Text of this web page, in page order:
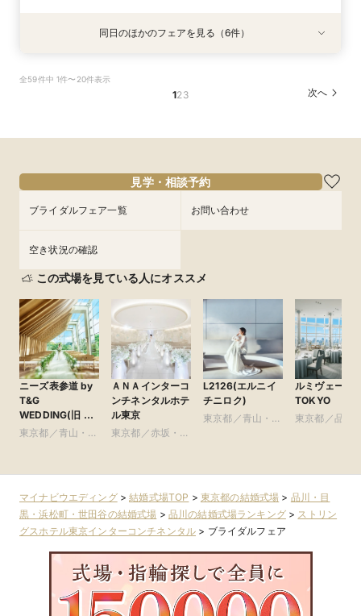
衣装試着 特典あり
9/5
価4.75絶品料理＊宿泊特典付
フェアを予約
特典あり
9/5
ムWD◆品川駅直結
フェアを予約
9/5
て
特典あり
9/5
宿泊付フェア
フェアを予約
特典あり
9/5
個室相談会
フェアを予約
特典あり
9/5
80万円優待◆
フェアを予約
同日のほかのフェアを見る（6件）
全59件中 1件〜20件表示
123 次へ
見学・相談予約
ブライダルフェア一覧 お問い合わせ
空き状況の確認
この式場を見ている人にオススメ
ニーズ表参道 by
T&G
WEDDING(旧 表
参道TERRACE)
東京都／青山・表
ＡＮＡインターコ
ンチネンタルホテ
ル東京
東京都／赤坂・六
L2126(エルニイ
チニロク)
東京都／青山・表
ルミヴェール
TOKYO
東京都／品川
マイナビウエディング>結婚式場TOP > 東京都の結婚式場 > 品川・目
黒・浜松町・世田谷の結婚式場 > 品川の結婚式場ランキング> ストリン
グスホテル東京インターコンチネンタル > ブライダルフェア